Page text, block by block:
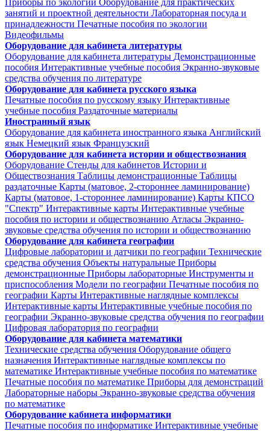
Приборы по экологии Оборудование для практических
занятий и проектной деятельности Лабораторная посуда и
принадлежности Печатные пособия по экологии
Видеофильмы
Оборудование для кабинета литературы
Оборудование для кабинета литературы Демонстрационные
пособия Интерактивные учебные пособия Экранно-звуковые
средства обучения по литературе
Оборудование для кабинета русского языка
Печатные пособия по русскому языку Интерактивные
учебные пособия Раздаточные материалы
Иностранный язык
Оборудование для кабинета иностранного языка Английский
язык Немецкий язык Французский
Оборудование для кабинета истории и обществознания
Оборудование Стенды для кабинетов Истории и
Обществознания Таблицы демонстрационные Таблицы
раздаточные Карты (матовое, 2-стороннее ламинирование)
Карты (матовое, 1-стороннее ламинирование) Карты КПСО
"Спектр" Интерактивные карты Интерактивные учебные
пособия по истории и обществознанию Атласы Экранно-
звуковые средства обучения по истории и обществознанию
Оборудование для кабинета географии
Цифровые лаборатории и датчики по географии Технические
средства обучения Объекты натуральные Приборы
демонстрационные Приборы лабораторные Инструменты и
приспособления Модели по географии Печатные пособия по
географии Карты Интерактивные наглядные комплексы
Интерактивные карты Интерактивные учебные пособия по
географии Экранно-звуковые средства обучения по географии
Цифровая лаборатория по географии
Оборудование для кабинета математики
Технические средства обучения Оборудование общего
назначения Интерактивные наглядные комплексы по
математике Интерактивные учебные пособия по математике
Печатные пособия по математике Приборы для демонстраций
Лабораторные наборы Экранно-звуковые средства обучения
по математике
Оборудование кабинета информатики
Печатные пособия по информатике Интерактивные учебные